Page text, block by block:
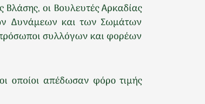
οι Βουλευτές Αρκαδίας
Δυνάμεων και των Σωμάτων
συλλόγων και φορέων
οποίοι απέδωσαν φόρο τιμής